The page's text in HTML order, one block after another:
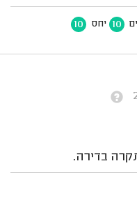
10 יחס 10
בדירה.